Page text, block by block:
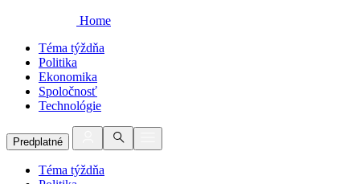
Home
Téma týždňa
Politika
Ekonomika
Spoločnosť
Technológie
Predplatné
Téma týždňa